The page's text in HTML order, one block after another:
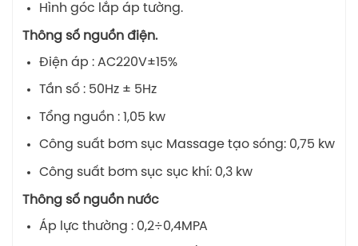
Hình góc lắp áp tường.
Thông số nguồn điện.
Điện áp : AC220V±15%
Tần số : 50Hz ± 5Hz
Tổng nguồn : 1,05 kw
Công suất bơm sục Massage tạo sóng: 0,75 kw
Công suất bơm sục sục khí: 0,3 kw
Thông số nguồn nước
Áp lực thường : 0,2÷0,4MPA